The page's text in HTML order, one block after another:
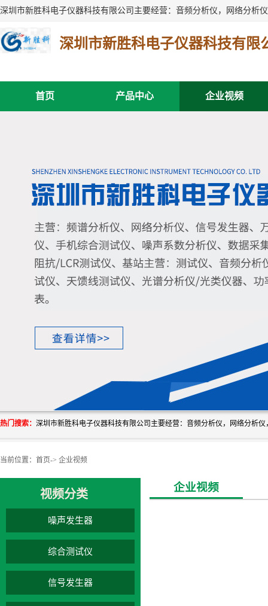
深圳市新胜科电子仪器科技有限
首页 产品中心 企业视频
热门搜索：
当前位置： 首页-> 企业视频
视频分类
噪声发生器
综合测试仪
信号发生器
企业视频